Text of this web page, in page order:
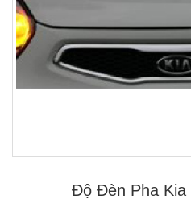
Độ Đèn Pha Kia